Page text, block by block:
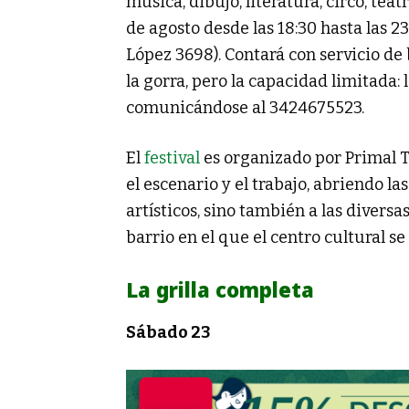
de agosto desde las 18:30 hasta las
López 3698). Contará con servicio
la gorra, pero la capacidad limitada:
comunicándose al 3424675523.
Elfestival es organizado por Primal
el escenario y el trabajo, abriendo
artísticos, sino también a las
barrio en el que el centro cultural se
La grilla completa
Sábado 23